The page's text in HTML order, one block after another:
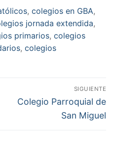
, colegios en GBA,
jornada extendida,
primarios, colegios
, colegios
SIGUIENTE
Entrada
Colegio Parroquial de
San Miguel